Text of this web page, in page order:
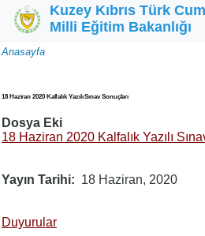
Ana içeriğe atla
Kuzey Kıbrıs Türk
Milli Eğitim Bakanlığı
Sayfa
Anasayfa
18 Haziran 2020 Kalfalık Yazılı Sınav Sonuçları
Dosya Eki
18 Haziran 2020 Kalfalık Yazılı
Yayın Tarihi 18 Haziran, 2020
Duyurular